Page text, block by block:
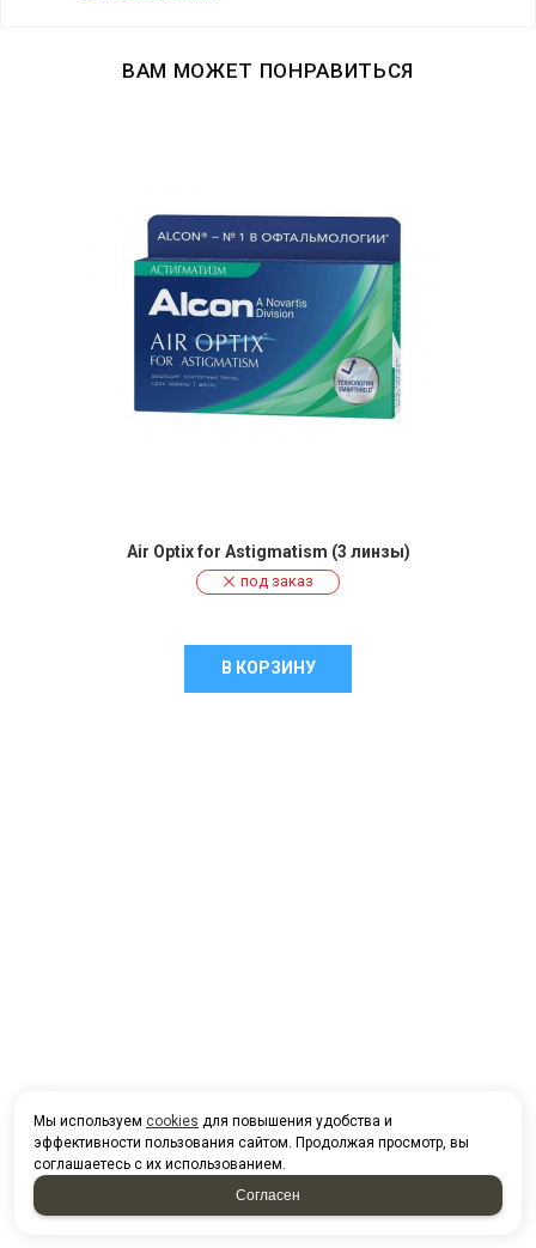
ВАМ МОЖЕТ ПОНРАВИТЬСЯ
Air Optix for Astigmatism (3 линзы)
под заказ
В КОРЗИНУ
Мы используем cookies для повышения удобства и
эффективности пользования сайтом. Продолжая просмотр, вы
соглашаетесь с их использованием.
Согласен